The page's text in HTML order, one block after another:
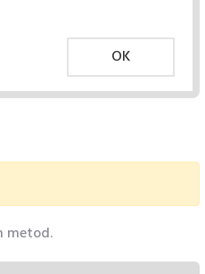
OK
metod.